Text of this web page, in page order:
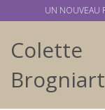
Colette
Brogniart
UN NOUVEAU